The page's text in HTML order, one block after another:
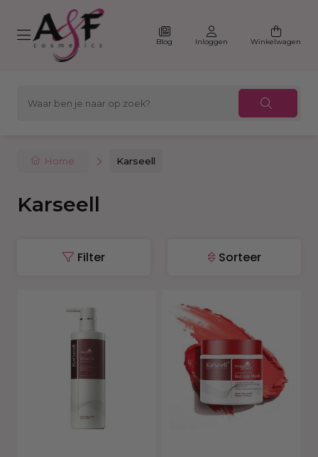
Blog Inloggen Winkelwagen
Home Karseell
Karseell
Filter Sorteer